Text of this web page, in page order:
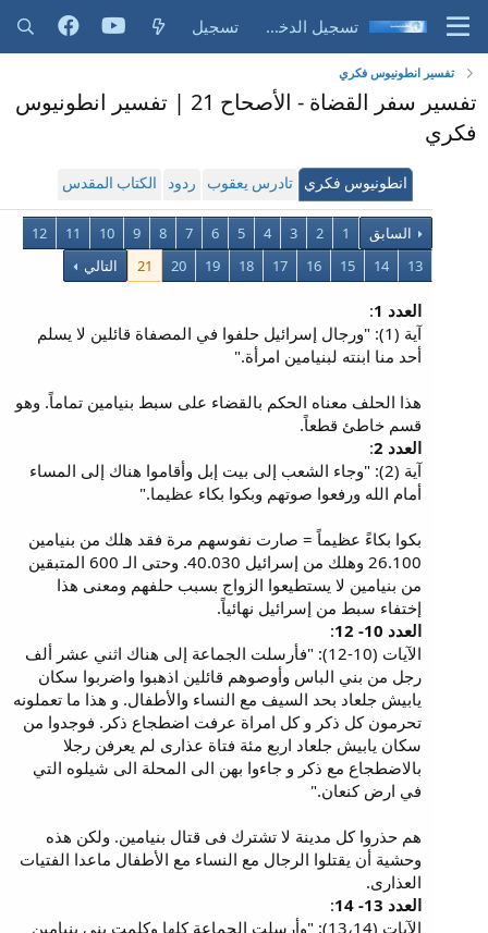
تسجيل الدخول تسجيل
تفسير انطونيوس فكري
تفسير سفر القضاة - الأصحاح 21 | تفسير انطونيوس
فكري
انطونيوس فكري تادرس يعقوب ردود الكتاب المقدس
السابق 1
2
3
4
5
6
7
8
9
10
11
12
13
14
15
16
17
18
19
20
21 التالي
العدد 1
:
آية (1): "ورجال إسرائيل حلفوا في المصفاة قائلين لا يسلم
أحد منا ابنته لبنيامين امرأة."
هذا الحلف معناه الحكم بالقضاء على سبط بنيامين تماماً. وهو
قسم خاطئ قطعاً.
العدد 2
:
آية (2): "وجاء الشعب إلى بيت إبل وأقاموا هناك إلى المساء
أمام الله ورفعوا صوتهم وبكوا بكاء عظيما."
بكوا بكاءً عظيماً = صارت نفوسهم مرة فقد هلك من بنيامين
26.100 وهلك من إسرائيل 40.030. وحتى الـ 600 المتبقين
من بنيامين لا يستطيعوا الزواج بسبب حلفهم ومعنى هذا
إختفاء سبط من إسرائيل نهائياً.
العدد 10- 12
:
الآيات (10-12): "فأرسلت الجماعة إلى هناك اثني عشر ألف
رجل من بني الباس وأوصوهم قائلين اذهبوا واضربوا سكان
يابيش جلعاد بحد السيف مع النساء والأطفال. و هذا ما تعملونه
تحرمون كل ذكر و كل امراة عرفت اضطجاع ذكر. فوجدوا من
سكان يابيش جلعاد اربع مئة فتاة عذارى لم يعرفن رجلا
بالاضطجاع مع ذكر و جاءوا بهن الى المحلة الى شيلوه التي
في ارض كنعان."
هم حذروا كل مدينة لا تشترك فى قتال بنيامين. ولكن هذه
وحشية أن يقتلوا الرجال مع النساء مع الأطفال ماعدا الفتيات
العذارى.
العدد 13- 14
:
الآيات (13،14): "وأرسلت الجماعة كلها وكلمت بني بنيامين